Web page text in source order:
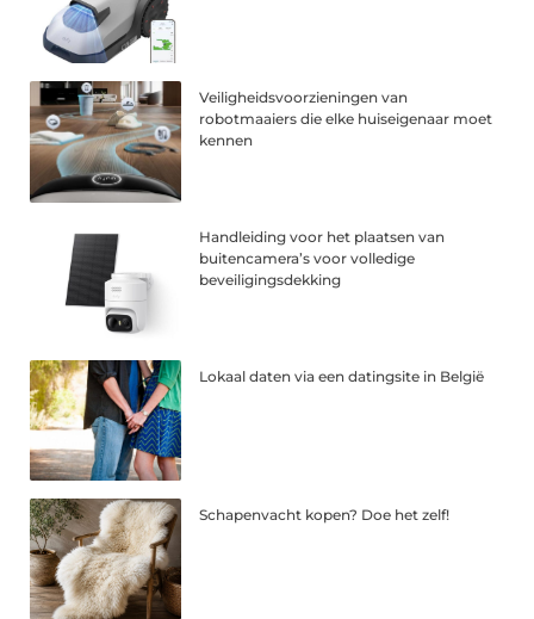
Veiligheidsvoorzieningen van
robotmaaiers die elke huiseigenaar moet
kennen
Handleiding voor het plaatsen van
buitencamera’s voor volledige
beveiligingsdekking
Lokaal daten via een datingsite in België
Schapenvacht kopen? Doe het zelf!